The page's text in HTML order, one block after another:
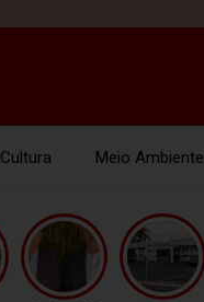
Cultura Meio Ambiente